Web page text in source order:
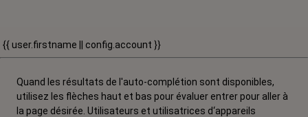
{{ user.firstname || config.account }}
Quand les résultats de l'auto-complétion sont disponibles,
utilisez les flèches haut et bas pour évaluer entrer pour aller à
la page désirée. Utilisateurs et utilisatrices d‘appareils